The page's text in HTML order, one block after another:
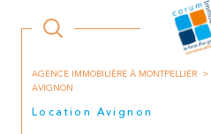
AGENCE IMMOBILIÈRE À MONTPELLIER
AVIGNON
Location Avignon